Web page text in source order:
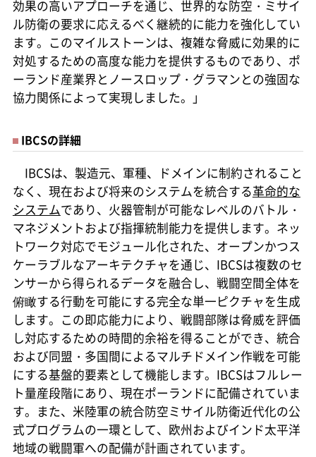
効果の高いアプローチを通じ、世界的な防空・ミサイ
ル防衛の要求に応えるべく継続的に能力を強化してい
ます。このマイルストーンは、複雑な脅威に効果的に
対処するための高度な能力を提供するものであり、ポ
ーランド産業界とノースロップ・グラマンとの強固な
協力関係によって実現しました。」
IBCSの詳細
IBCSは、製造元、軍種、ドメインに制約されること
なく、現在および将来のシステムを統合する革命的な
システムであり、火器管制が可能なレベルのバトル・
マネジメントおよび指揮統制能力を提供します。ネッ
トワーク対応でモジュール化された、オープンかつス
ケーラブルなアーキテクチャを通じ、IBCSは複数のセ
ンサーから得られるデータを融合し、戦闘空間全体を
俯瞰する行動を可能にする完全な単一ピクチャを生成
します。この即応能力により、戦闘部隊は脅威を評価
し対応するための時間的余裕を得ることができ、統合
および同盟・多国間によるマルチドメイン作戦を可能
にする基盤的要素として機能します。IBCSはフルレー
ト量産段階にあり、現在ポーランドに配備されていま
す。また、米陸軍の統合防空ミサイル防衛近代化の公
式プログラムの一環として、欧州およびインド太平洋
地域の戦闘軍への配備が計画されています。